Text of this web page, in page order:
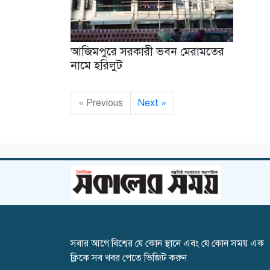
আজিমপুরে সরকারী ভবন মেরামতের
নামে হরিলুট
« Previous Next »
সবার আগে বিশ্বের যে কোন স্থানে এবং যে কোন সময় এক
ক্লিকে সব খবর পেতে ভিজিট করুন